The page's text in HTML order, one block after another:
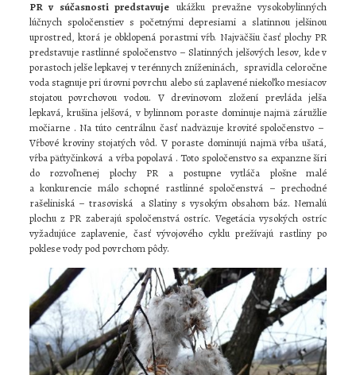
PR v súčasnosti predstavuje ukážku prevažne vysokobylinných
lúčnych spoločenstiev s početnými depresiami a slatinnou jelšinou
uprostred, ktorá je obklopená porastmi vŕb. Najväčšiu časť plochy PR
predstavuje rastlinné spoločenstvo – Slatinných jelšových lesov, kde v
porastoch jelše lepkavej v terénnych zníženinách, spravidla celoročne
voda stagnuje pri úrovni povrchu alebo sú zaplavené niekoľko mesiacov
stojatou povrchovou vodou. V drevinovom zložení prevláda jelša
lepkavá, krušina jelšová, v bylinnom poraste dominuje najmä záružlie
močiarne . Na túto centrálnu časť nadväzuje krovité spoločenstvo –
Vŕbové kroviny stojatých vôd. V poraste dominujú najmä vŕba ušatá,
vŕba päťtyčinková a vŕba popolavá . Toto spoločenstvo sa expanzne šíri
do rozvoľnenej plochy PR a postupne vytláča plošne malé
a konkurencie málo schopné rastlinné spoločenstvá – prechodné
rašeliniská – trasoviská a Slatiny s vysokým obsahom báz. Nemalú
plochu z PR zaberajú spoločenstvá ostríc. Vegetácia vysokých ostríc
vyžadujúce zaplavenie, časť vývojového cyklu prežívajú rastliny po
poklese vody pod povrchom pôdy.